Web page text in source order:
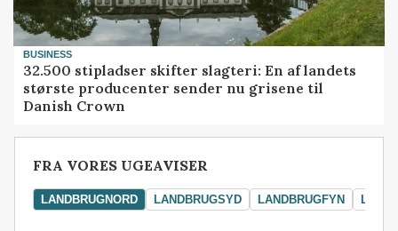
BUSINESS
32.500 stipladser skifter slagteri: En af landets
største producenter sender nu grisene til
Danish Crown
FRA VORES UGEAVISER
LANDBRUGNORD LANDBRUGSYD LANDBRUGFYN